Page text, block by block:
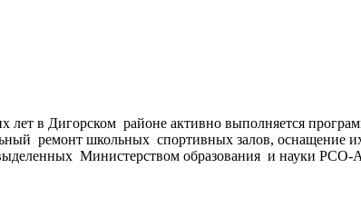
лет в Дигорском районе активно выполняется
ремонт школьных спортивных залов, оснащение
Министерством образования и науки РСО-